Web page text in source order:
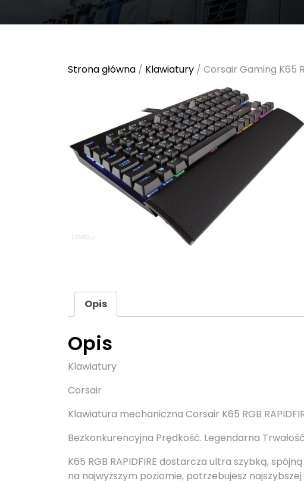
Strona główna / Klawiatury / Corsair Gaming K65
Opis
Opis
Klawiatury
Corsair
Klawiatura mechaniczna Corsair K65 RGB
Bezkonkurencyjna Prędkość. Legendarna
K65 RGB RAPIDFIRE dostarcza ultra szybką,
na najwyższym poziomie, potrzebujesz